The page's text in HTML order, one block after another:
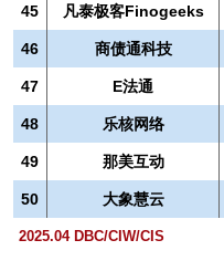
45 凡泰极客Finogeeks
46 商债通科技
47 E法通
48 乐核网络
49 那美互动
50 大象慧云
2025.04 DBC/CIW/CIS